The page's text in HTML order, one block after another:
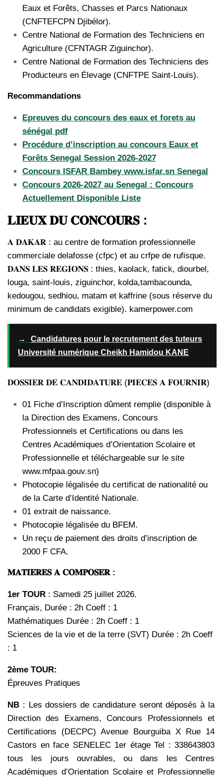
Eaux et Forêts, Chasses et Parcs Nationaux
(CNFTEFCPN Djibélor).
Centre National de Formation des Techniciens en
Agriculture (CFNTAGR Ziguinchor).
Centre National de Formation des Techniciens des
Producteurs en Élevage (CNFTPE Saint-Louis).
Recommandations
Epreuves du concours des eaux et forets au
sénégal pdf
Procédure d’inscription au concours Eaux et
Forêts Senegal Session 2026-2027
Concours ISFAR Bambey www.isfar.sn Senegal
Concours 2026-2027 au Senegal : Concours
Actuellement Disponible Liste
𝐋𝐈𝐄𝐔𝐗 𝐃𝐔 𝐂𝐎𝐍𝐂𝐎𝐔𝐑𝐒 :
𝐀 𝐃𝐀𝐊𝐀𝐑 : au centre de formation professionnelle
commerciale delafosse (cfpc) et au crfpe de rufisque.
𝐃𝐀𝐍𝐒 𝐋𝐄𝐒 𝐑𝐄𝐆𝐈𝐎𝐍𝐒 : thies, kaolack, fatick, diourbel,
louga, saint-louis, ziguinchor, kolda,tambacounda,
kedougou, sedhiou, matam et kaffrine (sous réserve du
minimum de candidats exigible). kamerpower.com
→
Candidatures pour le recrutement des tuteurs
Université numérique Cheikh Hamidou KANE
𝐃𝐎𝐒𝐒𝐈𝐄𝐑 𝐃𝐄 𝐂𝐀𝐍𝐃𝐈𝐃𝐀𝐓𝐔𝐑𝐄 (𝐏𝐈𝐄𝐂𝐄𝐒 𝐀 𝐅𝐎𝐔𝐑𝐍𝐈𝐑)
01 Fiche d’Inscription dûment remplie (disponible à
la Direction des Examens, Concours
Professionnels et Certifications ou dans les
Centres Académiques d’Orientation Scolaire et
Professionnelle et téléchargeable sur le site
www.mfpaa.gouv.sn)
Photocopie légalisée du certificat de nationalité ou
de la Carte d’Identité Nationale.
01 extrait de naissance.
Photocopie légalisée du BFEM.
Un reçu de paiement des droits d’inscription de
2000 F CFA.
𝐌𝐀𝐓𝐈𝐄𝐑𝐄𝐒 𝐀 𝐂𝐎𝐌𝐏𝐎𝐒𝐄𝐑 :
1er TOUR : Samedi 25 juillet 2026.
Français, Durée : 2h Coeff : 1
Mathématiques Durée : 2h Coeff : 1
Sciences de la vie et de la terre (SVT) Durée : 2h Coeff
: 1
2ème TOUR:
Épreuves Pratiques
NB : Les dossiers de candidature seront déposés à la
Direction des Examens, Concours Professionnels et
Certifications (DECPC) Avenue Bourguiba X Rue 14
Castors en face SENELEC 1er étage Tel : 338643803
tous les jours ouvrables, ou dans les Centres
Académiques d’Orientation Scolaire et Professionnelle